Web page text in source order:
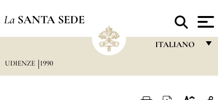
La SANTA SEDE
ITALIANO
UDIENZE 1990